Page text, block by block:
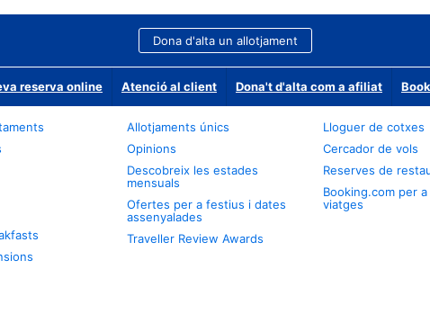
Dona d'alta un allotjament
reserva online Atenció al client Dona't d'alta com a afiliat
Allotjaments únics
Opinions
Descobreix les estades
mensuals
Ofertes per a festius i dates
assenyalades
Traveller Review Awards
Lloguer de cotxes
Cercador de vols
Reserves de
Booking.com per
viatges